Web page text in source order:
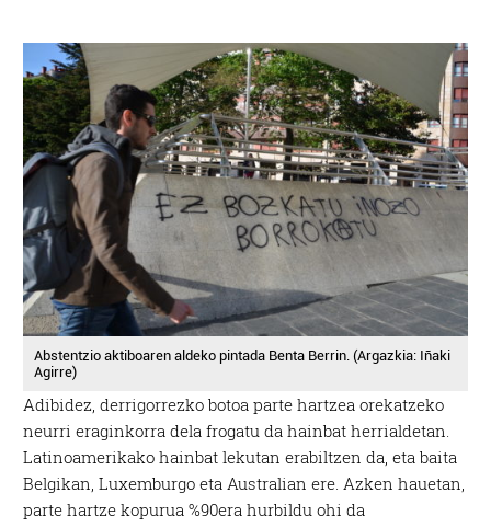
Abstentzio aktiboaren aldeko pintada Benta Berrin. (Argazkia: Iñaki
Agirre)
Adibidez, derrigorrezko botoa parte hartzea orekatzeko
neurri eraginkorra dela frogatu da hainbat herrialdetan.
Latinoamerikako hainbat lekutan erabiltzen da, eta baita
Belgikan, Luxemburgo eta Australian ere. Azken hauetan,
parte hartze kopurua %90era hurbildu ohi da